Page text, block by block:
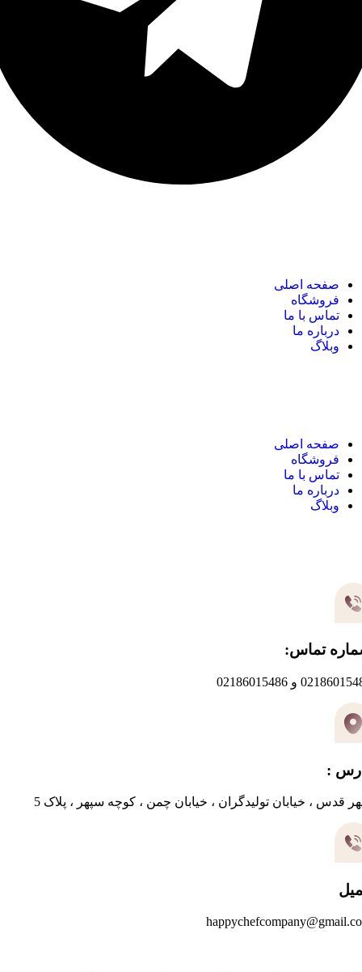
صفحه اصلی
فروشگاه
تماس با ما
درباره ما
وبلاگ
صفحه اصلی
فروشگاه
تماس با ما
درباره ما
وبلاگ
تماس:
و 02186015486
:
قدس ، خیابان تولیدگران ، خیابان چمن ، کوچه سپهر ، پلاک 5